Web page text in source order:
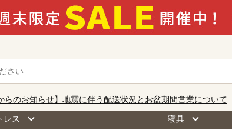
らのお知らせ】地震に伴う配送状況とお盆期間営業について
レス 寝具